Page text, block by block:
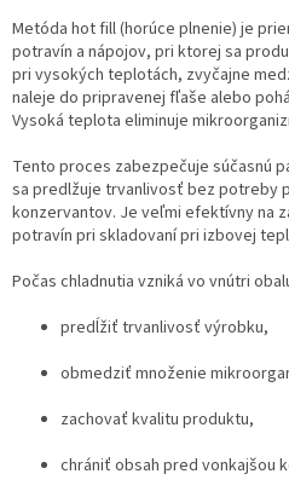
Metóda hot fill (horúce plnenie) je
potravín a nápojov, pri ktorej sa
pri vysokých teplotách, zvyčajne
naleje do pripravenej fľaše alebo
Vysoká teplota eliminuje
Tento proces zabezpečuje súčasnú
sa predlžuje trvanlivosť bez potreby
konzervantov. Je veľmi efektívny na
potravín pri skladovaní pri izbovej
Počas chladnutia vzniká vo vnútri
predĺžiť trvanlivosť výrobku,
obmedziť množenie
zachovať kvalitu produktu,
chrániť obsah pred vonkajšou